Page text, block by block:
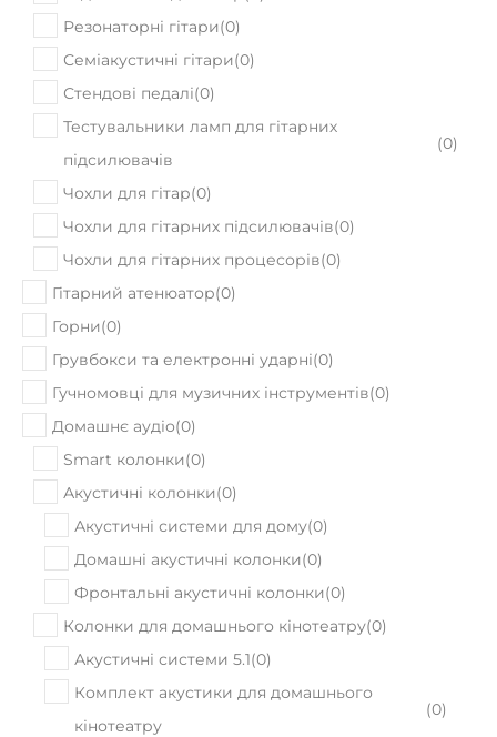
Резонаторні гітари(0)
Семіакустичні гітари(0)
Стендові педалі(0)
Тестувальники ламп для гітарних
підсилювачів
(0)
Чохли для гітар(0)
Чохли для гітарних підсилювачів(0)
Чохли для гітарних процесорів(0)
Гітарний атенюатор(0)
Горни(0)
Грувбокси та електронні ударні(0)
Гучномовці для музичних інструментів(0)
Домашнє аудіо(0)
Smart колонки(0)
Акустичні колонки(0)
Акустичні системи для дому(0)
Домашні акустичні колонки(0)
Фронтальні акустичні колонки(0)
Колонки для домашнього кінотеатру(0)
Акустичні системи 5.1(0)
Комплект акустики для домашнього
кінотеатру
(0)